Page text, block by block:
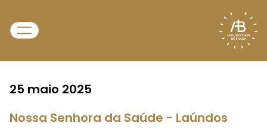
25 maio 2025
Nossa Senhora da Saúde - Laúndos